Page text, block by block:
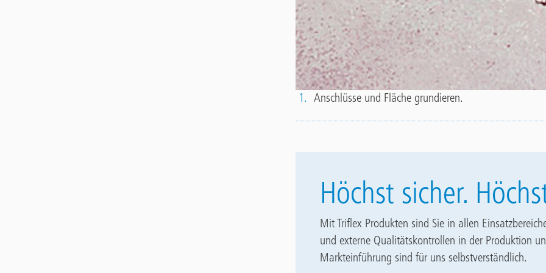
1. Anschlüsse und Fläche grundieren.
Höchst sicher.
Mit Triflex Produkten sind Sie in allen
und externe Qualitätskontrollen in der Produktion
Markteinführung sind für uns selbstverständlich.